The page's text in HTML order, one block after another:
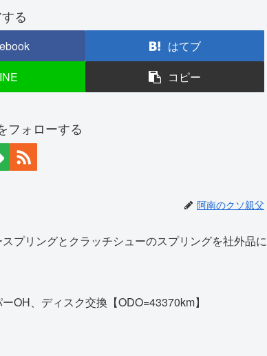
る
はてブ
コピー
フォローする
阿南のクソ親父
プリングとクラッチシューのスプリングを社外品に
OH、ディスク交換【ODO=43370km】